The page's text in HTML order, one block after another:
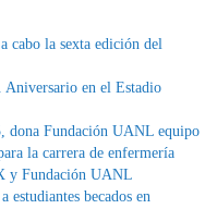
cabo la sexta edición del
Aniversario en el Estadio
dona Fundación UANL equipo
la carrera de enfermería
y Fundación UANL
estudiantes becados en